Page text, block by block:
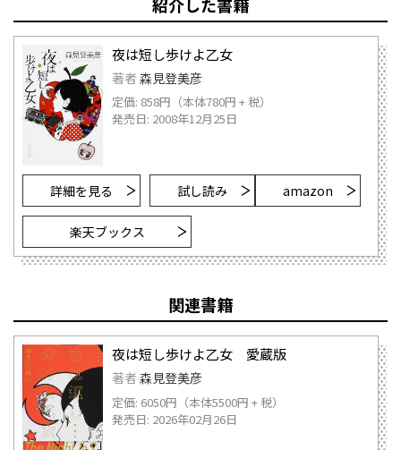
夜は短し歩けよ乙女
著者 森見登美彦
定価: 858円（本体780円 + 税）
発売日: 2008年12月25日
詳細を見る 試し読み amazon
楽天ブックス
関連書籍
夜は短し歩けよ乙女 愛蔵版
著者 森見登美彦
定価: 6050円（本体5500円 + 税）
発売日: 2026年02月26日